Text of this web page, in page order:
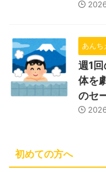
あんち
週1
体を
のセ
初めての方へ